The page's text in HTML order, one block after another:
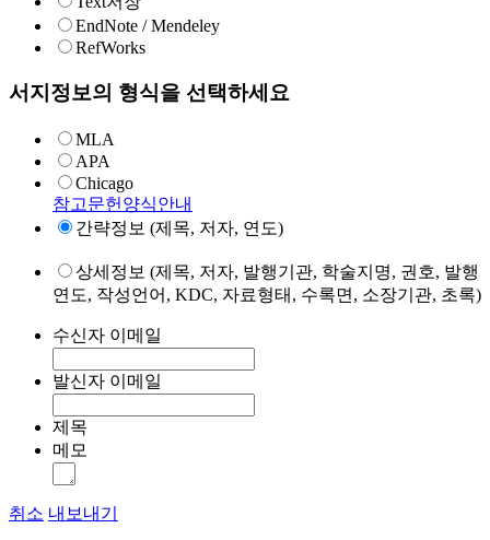
EndNote / Mendeley
RefWorks
서지정보의 형식을 선택하세요
MLA
APA
Chicago
참고문헌양식안내
간략정보 (제목, 저자, 연도)
상세정보 (제목, 저자, 발행기관, 학술지명, 권호, 발행
연도, 작성언어, KDC, 자료형태, 수록면, 소장기관, 초록)
수신자 이메일
발신자 이메일
제목
메모
취소 내보내기